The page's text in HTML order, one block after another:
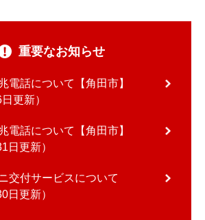
重要なお知らせ
電話について【角田市】
更新
電話について【角田市】
日更新
交付サービスについて
日更新